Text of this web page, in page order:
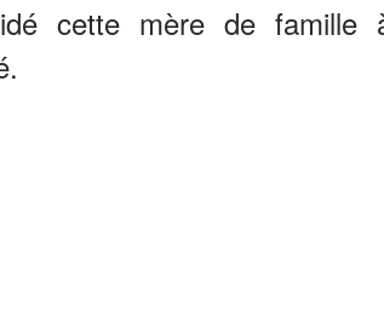
cette mère de famille